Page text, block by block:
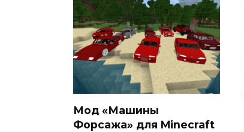
Мод «Машины
Форсажа» для Minecraft